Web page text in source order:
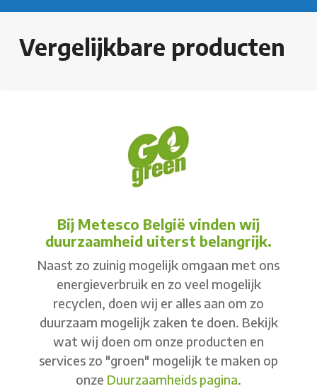
Vergelijkbare producten
Bij Metesco België vinden wij
duurzaamheid uiterst belangrijk.
Naast zo zuinig mogelijk omgaan met ons
energieverbruik en zo veel mogelijk
recyclen, doen wij er alles aan om zo
duurzaam mogelijk zaken te doen. Bekijk
wat wij doen om onze producten en
services zo "groen" mogelijk te maken op
onze Duurzaamheids pagina.